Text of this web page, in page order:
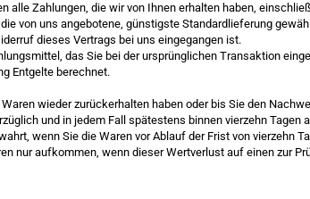
alle Zahlungen, die wir von Ihnen erhalten haben,
von uns angebotene, günstigste Standardlieferung
dieses Vertrags bei uns eingegangen ist.
das Sie bei der ursprünglichen Transaktion
Entgelte berechnet.
wieder zurückerhalten haben oder bis Sie den
und in jedem Fall spätestens binnen vierzehn
wenn Sie die Waren vor Ablauf der Frist von vierzehn
nur aufkommen, wenn dieser Wertverlust auf einen zur